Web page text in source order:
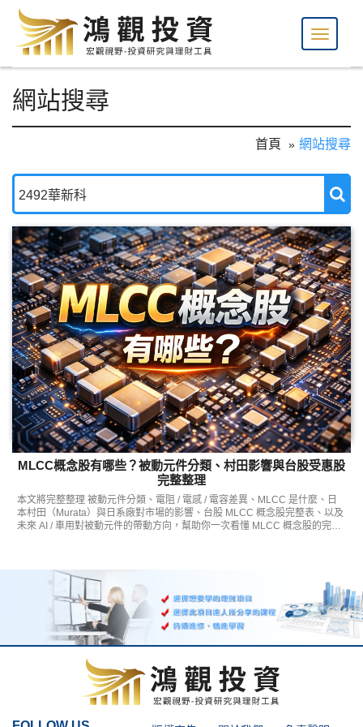
網站搜尋
首頁 網站搜尋
MLCC概念股有哪些？被動元件分類、村田影響與台股受惠股
完整整理
本文將完整整理 被動元件分類、電阻 / 電感 / 電容差異、MLCC 是什麼、日
本村田（Murata）與日系廠對市場的影響、台股 MLCC 概念股完整表、以及
未來 AI / 車用對被動元件的帶動方向，幫助你一次看懂 MLCC 概念股的完整